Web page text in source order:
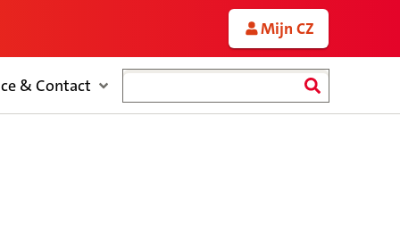
Mijn CZ
& Contact